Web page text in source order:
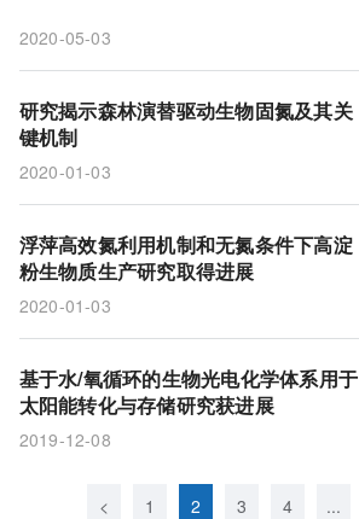
2020-05-03
研究揭示森林演替驱动生物固氮及其关
键机制
2020-01-03
浮萍高效氮利用机制和无氮条件下高淀
粉生物质生产研究取得进展
2020-01-03
基于水/氧循环的生物光电化学体系用于
太阳能转化与存储研究获进展
2019-12-08
< 1 2 3 4 ...